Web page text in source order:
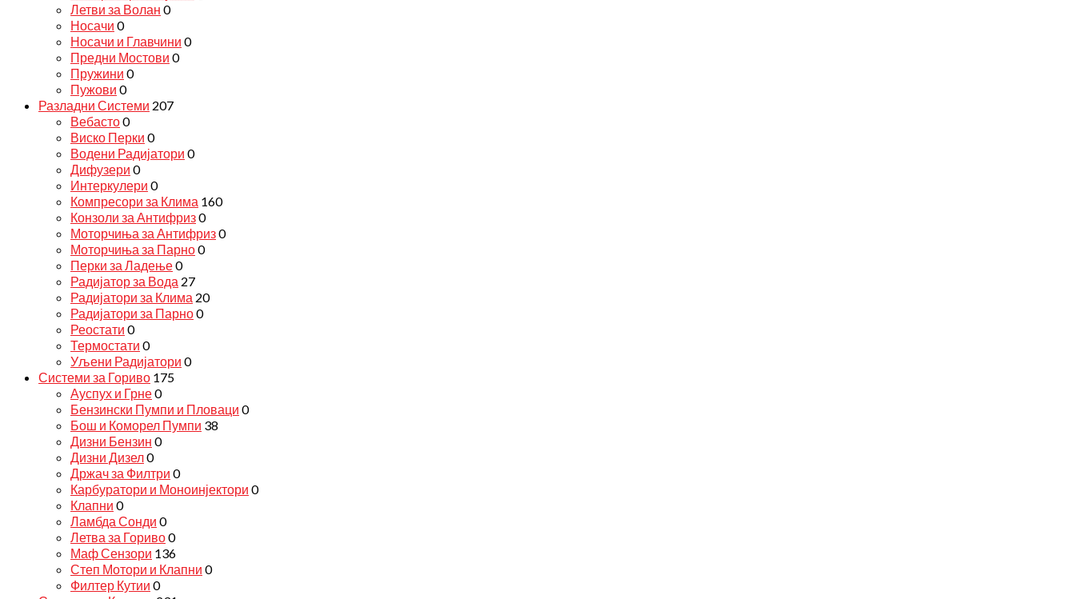
Летви за Волан 0
Носачи 0
Носачи и Главчини 0
Предни Мостови 0
Пружини 0
Пужови 0
Разладни Системи 207
Вебасто0
Виско Перки 0
Водени Радијатори 0
Дифузери 0
Интеркулери 0
Компресори за Клима 160
Конзоли за Антифриз0
Моторчиња за Антифриз0
Моторчиња за Парно0
Перки за Ладење0
Радијатор за Вода 27
Радијатори за Клима 20
Радијатори за Парно0
Реостати 0
Термостати 0
Уљени Радијатори 0
Системи за Гориво 175
Ауспух и Грне0
Бензински Пумпи и Пловаци 0
Бош и Коморел Пумпи 38
Дизни Бензин 0
Дизни Дизел0
Држач за Филтри 0
Карбуратори и Моноинјектори 0
Клапни 0
Ламбда Сонди 0
Летва за Гориво0
Маф Сензори 136
Степ Мотори и Клапни 0
Филтер Кутии 0